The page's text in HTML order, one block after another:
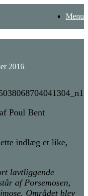
Menu
2016
Poul Bent
indlæg et like,
lavtliggende
af Porsemosen,
Området blev